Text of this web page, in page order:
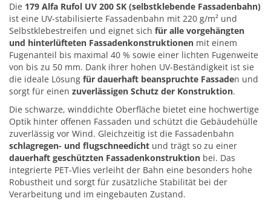
Die 179 Alfa Rufol UV 200 SK (selbstklebende Fassadenbahn)
ist eine UV-stabilisierte Fassadenbahn mit 220 g/m² und
Selbstklebestreifen und eignet sich für alle vorgehängten
und hinterlüfteten Fassadenkonstruktionen mit einem
Fugenanteil bis maximal 40 % sowie einer lichten Fugenweite
von bis zu 50 mm. Dank ihrer hohen UV-Beständigkeit ist sie
die ideale Lösung für dauerhaft beanspruchte Fassaden und
sorgt für einen zuverlässigen Schutz der Konstruktion.
Die schwarze, winddichte Oberfläche bietet eine hochwertige
Optik hinter offenen Fassaden und schützt die Gebäudehülle
zuverlässig vor Wind. Gleichzeitig ist die Fassadenbahn
schlagregen- und flugschneedicht und trägt so zu einer
dauerhaft geschützten Fassadenkonstruktion bei. Das
integrierte PET-Vlies verleiht der Bahn eine besonders hohe
Robustheit und sorgt für zusätzliche Stabilität bei der
Verarbeitung und im eingebauten Zustand.